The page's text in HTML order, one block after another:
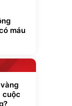
máu
cuộc